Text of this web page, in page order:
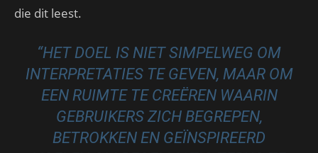
die dit leest.
“HET DOEL IS NIET SIMPELWEG OM
INTERPRETATIES TE GEVEN, MAAR OM
EEN ​​RUIMTE TE CREËREN WAARIN
GEBRUIKERS ZICH BEGREPEN,
BETROKKEN EN GEÏNSPIREERD